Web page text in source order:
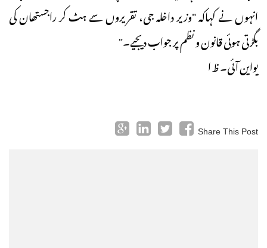
انہوں نے کہاکہ "وزیر داخلہ جی، تقریروں سے ہٹ کر راجستھان کی
بگڑتی ہوئی قانون و نظم پر جواب دیجیے۔"
یواین آئی۔ ظ ا
Share This Post